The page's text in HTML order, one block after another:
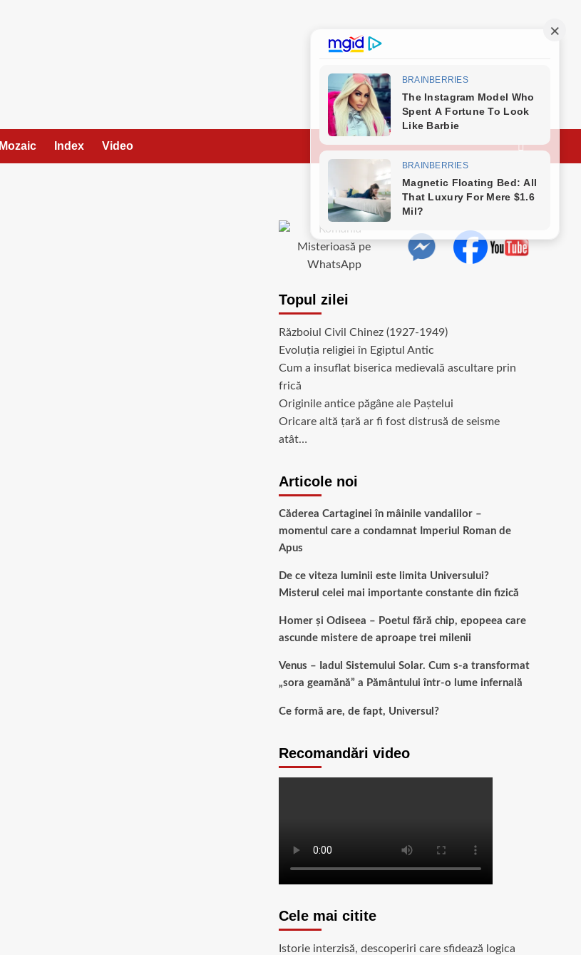
Mozaic Index Video
Topul zilei
Războiul Civil Chinez (1927-1949)
Evoluția religiei în Egiptul Antic
Cum a insuflat biserica medievală ascultare prin
frică
Originile antice păgâne ale Paștelui
Oricare altă țară ar fi fost distrusă de seisme
atât…
Articole noi
Căderea Cartaginei în mâinile vandalilor –
momentul care a condamnat Imperiul Roman de
Apus
De ce viteza luminii este limita Universului?
Misterul celei mai importante constante din fizică
Homer și Odiseea – Poetul fără chip, epopeea care
ascunde mistere de aproape trei milenii
Venus – Iadul Sistemului Solar. Cum s-a transformat
„sora geamănă” a Pământului într-o lume infernală
Ce formă are, de fapt, Universul?
Recomandări video
Cele mai citite
Istorie interzisă, descoperiri care sfidează logica